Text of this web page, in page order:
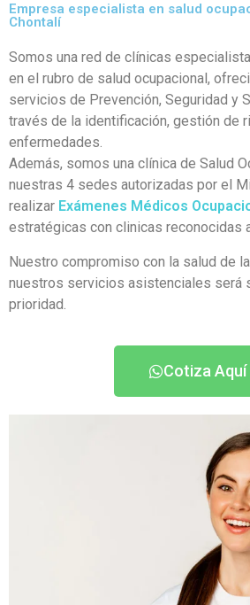
Empresa especialista en salud
Chontalí
Somos una red de clínicas
en el rubro de salud ocupacional,
servicios de Prevención, Seguridad y
través de la identificación, gestión de
enfermedades.
Además, somos una clínica de Salud
nuestras 4 sedes autorizadas por el
realizar Exámenes Médicos
estratégicas con clinicas reconocidas
Nuestro compromiso con la salud de
nuestros servicios asistenciales será
prioridad.
Cotiza Aquí